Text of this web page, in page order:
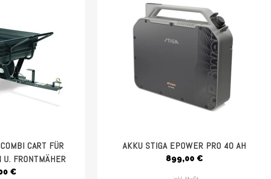
CART FÜR
U. FRONTMÄHER
€
AKKU STIGA EPOWER PRO 40 AH
899,00 €